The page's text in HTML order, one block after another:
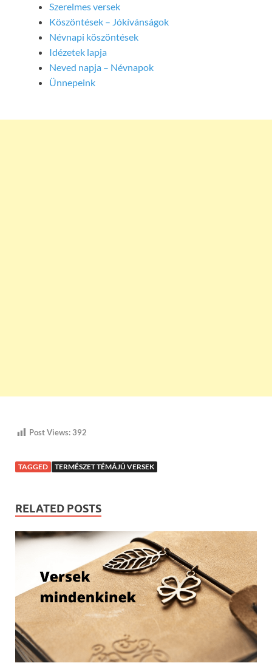
Szerelmes versek
Köszöntések – Jókívánságok
Névnapi köszöntések
Idézetek lapja
Neved napja – Névnapok
Ünnepeink
Post Views:392
TAGGED TERMÉSZET TÉMÁJÚ VERSEK
RELATED POSTS